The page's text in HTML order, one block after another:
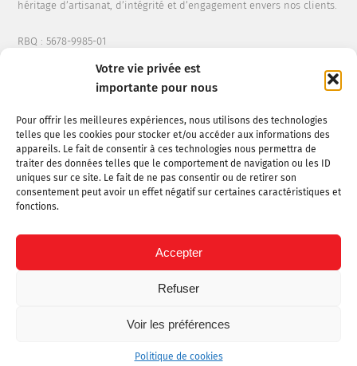
Votre vie privée est
importante pour nous
Pour offrir les meilleures expériences, nous utilisons des technologies
telles que les cookies pour stocker et/ou accéder aux informations des
appareils. Le fait de consentir à ces technologies nous permettra de
traiter des données telles que le comportement de navigation ou les ID
uniques sur ce site. Le fait de ne pas consentir ou de retirer son
consentement peut avoir un effet négatif sur certaines caractéristiques et
fonctions.
Accepter
Refuser
Voir les préférences
Politique de cookies
héritage d’artisanat, d’intégrité et d’engagement envers nos clients.
RBQ : 5678-9985-01
CONSTRUCTIONMARTINALIEINC@HOTMAIL.COM
(514) 668-8985
Politique de confidentialité